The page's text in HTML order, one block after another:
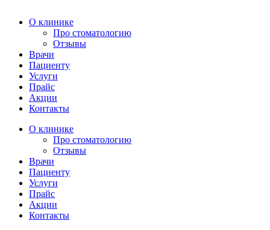
О клинике
Про стоматологию
Отзывы
Врачи
Пациенту
Услуги
Прайс
Акции
Контакты
О клинике
Про стоматологию
Отзывы
Врачи
Пациенту
Услуги
Прайс
Акции
Контакты